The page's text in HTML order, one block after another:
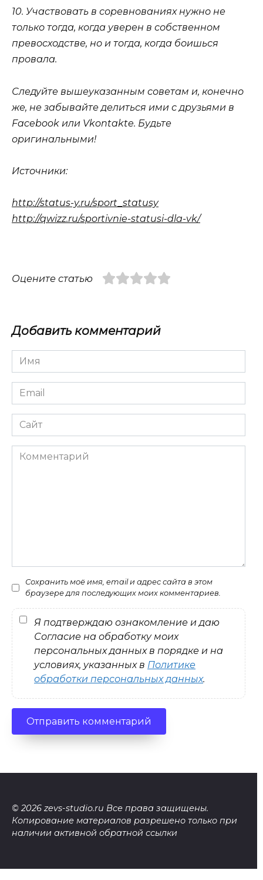
10. Участвовать в соревнованиях нужно не
только тогда, когда уверен в собственном
превосходстве, но и тогда, когда боишься
провала.
Следуйте вышеуказанным советам и, конечно
же, не забывайте делиться ими с друзьями в
Facebook или Vkontakte. Будьте
оригинальными!
Источники:
http://status-y.ru/sport_statusy
http://qwizz.ru/sportivnie-statusi-dla-vk/
Оцените статью
Добавить комментарий
Имя
*
Email
*
Сайт
Комментарий
Сохранить моё имя, email и адрес сайта в этом
браузере для последующих моих комментариев.
Я подтверждаю ознакомление и даю
Согласие на обработку моих
персональных данных в порядке и на
условиях, указанных в Политике
обработки персональных данных.
© 2026 zevs-studio.ru Все права защищены.
Копирование материалов разрешено только при
наличии активной обратной ссылки